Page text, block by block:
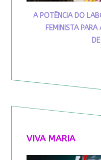
A POTÊNCIA DO
FEMINISTA
VIVA MARIA